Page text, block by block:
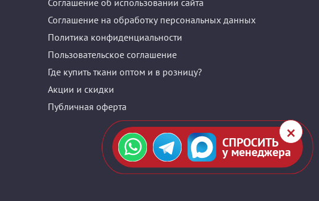
СПРОСИТЬ
у менеджера
Соглашение об использовании сайта
Соглашение на обработку персональных данных
Политика конфиденциальности
Пользовательское соглашение
Где купить ткани оптом и в розницу?
Акции и скидки
Публичная оферта